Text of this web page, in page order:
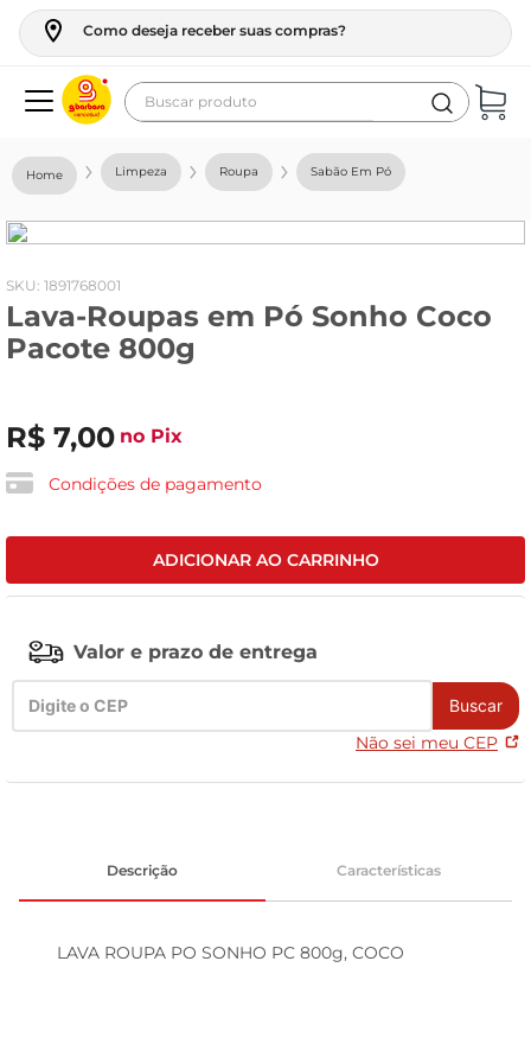
Como deseja receber suas compras?
Buscar produto
Limpeza Roupa Sabão Em Pó
: 1891768001
Lava-Roupas em Pó Sonho Coco
Pacote 800g
R$ 7,00 no Pix
Condições de pagamento
ADICIONAR AO CARRINHO
Valor e prazo de entrega
Buscar
Não sei meu CEP
Descrição Características
LAVA ROUPA PO SONHO PC 800g, COCO
geladeira
fogao
café
cerveja
leite
vinho